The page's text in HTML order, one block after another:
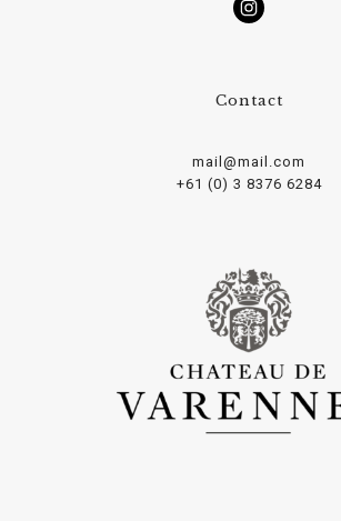
Contact
mail@mail.com
+61 (0) 3 8376 6284